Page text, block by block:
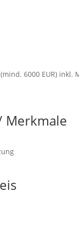
6000 EUR) inkl.
Merkmale